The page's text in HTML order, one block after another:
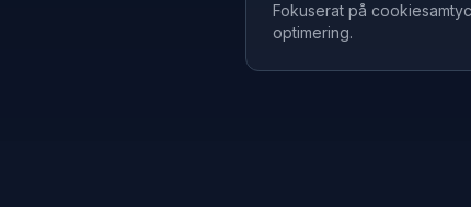
Fokuserat på
optimering.